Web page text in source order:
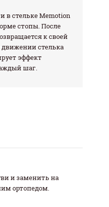
в стельке Memotion
стопы. После
к своей
стелька
эффект
шаг.
и заменить на
ортопедом.